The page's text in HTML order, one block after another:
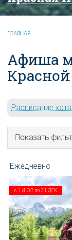
ГЛАВНАЯ
Афиша
Расписание
Показать
с 1 ИЮЛ по31 ДЕК